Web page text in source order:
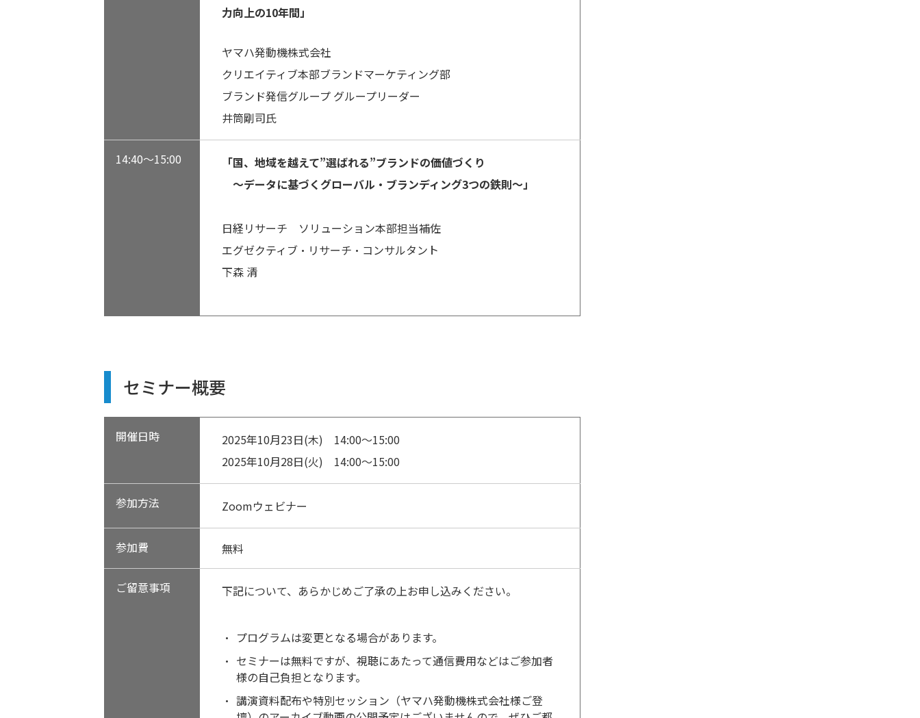
力向上の10年間」
ヤマハ発動機株式会社
クリエイティブ本部ブランドマーケティング部
ブランド発信グループ グループリーダー
井筒剛司氏
14:40～15:00
「国、地域を越えて”選ばれる”ブランドの価値づくり
～データに基づくグローバル・ブランディング3つの鉄則～」
日経リサーチ ソリューション本部担当補佐
エグゼクティブ・リサーチ・コンサルタント
下森 清
セミナー概要
開催日時
2025年10月23日(木) 14:00～15:00
2025年10月28日(火) 14:00～15:00
参加方法 Zoomウェビナー
参加費 無料
ご留意事項 下記について、あらかじめご了承の上お申し込みください。
プログラムは変更となる場合があります。
セミナーは無料ですが、視聴にあたって通信費用などはご参加者
様の自己負担となります。
講演資料配布や特別セッション（ヤマハ発動機株式会社様ご登